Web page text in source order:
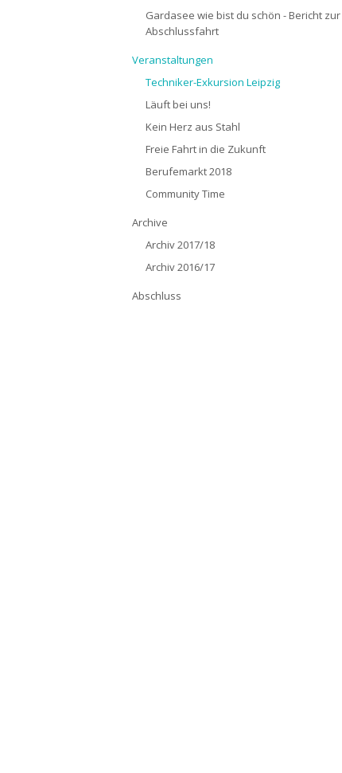
Gardasee wie bist du schön - Bericht zur
Abschlussfahrt
Veranstaltungen
Techniker-Exkursion Leipzig
Läuft bei uns!
Kein Herz aus Stahl
Freie Fahrt in die Zukunft
Berufemarkt 2018
Community Time
Archive
Archiv 2017/18
Archiv 2016/17
Abschluss